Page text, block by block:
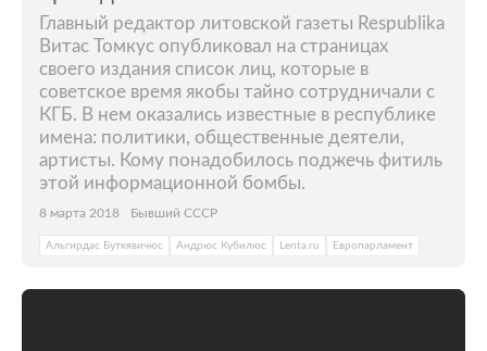
Главный редактор литовской газеты Respublika
Витас Томкус опубликовал на страницах
своего издания список лиц, которые в
советское время якобы тайно сотрудничали с
КГБ. В нем оказались известные в республике
имена: политики, общественные деятели,
артисты. Кому понадобилось поджечь фитиль
этой информационной бомбы.
8 марта 2018 Бывший СССР
Альгирдас Буткявичюс Андрюс Кубилюс Lenta.ru Европарламент